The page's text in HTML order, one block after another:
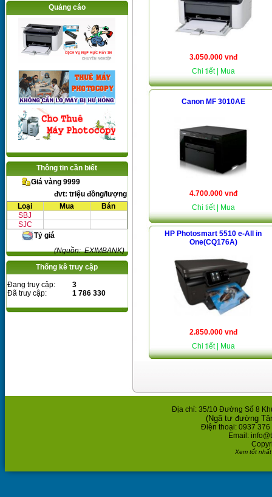
Quảng cáo
Thông tin cần biết
Giá vàng 9999
đvt: triệu đồng/lượng
Loại
Mua
Bán
SBJ
SJC
Tỷ giá
(Nguồn: EXIMBANK)
Thống kê truy cập
Đang truy cập:
3
Đã truy cập:
1 786 330
3.050.000 vnđ
Chi tiết
| Mua
Canon MF 3010AE
4.700.000 vnđ
Chi tiết
| Mua
HP Photosmart 5510 e-All in
One(CQ176A)
2.850.000 vnđ
Chi tiết
| Mua
Địa chỉ: 35/10 Đường Số 8
(Ngã tư đường
Điện thoại: 0937 376
Email:
Xem tốt